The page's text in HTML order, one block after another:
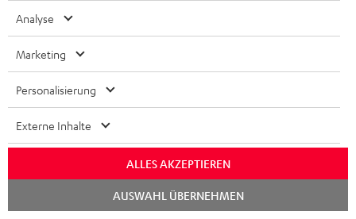
2 × Satelliten-Lautsprecher DEF 3S FCR – Weiß / Schwarz
4 × Gummifüße für DEF 3 S (Set) (ET)
Standfüße nicht im Lieferumfang enthalten
Downloads und Service
Bedienungsanleitung: Satelliten-Lautsprecher DEF 3S
Analyse
Marketing
Personalisierung
Externe Inhalte
ALLES AKZEPTIEREN
AUSWAHL ÜBERNEHMEN